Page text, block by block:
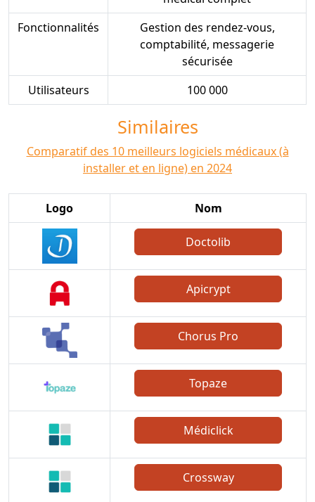
Fonctionnalités
Gestion des rendez-vous,
comptabilité, messagerie
sécurisée
Utilisateurs
100 000
Similaires
Comparatif des 10 meilleurs logiciels médicaux (à
installer et en ligne) en 2024
Logo Nom
Doctolib
Apicrypt
Chorus Pro
Topaze
Médiclick
Crossway